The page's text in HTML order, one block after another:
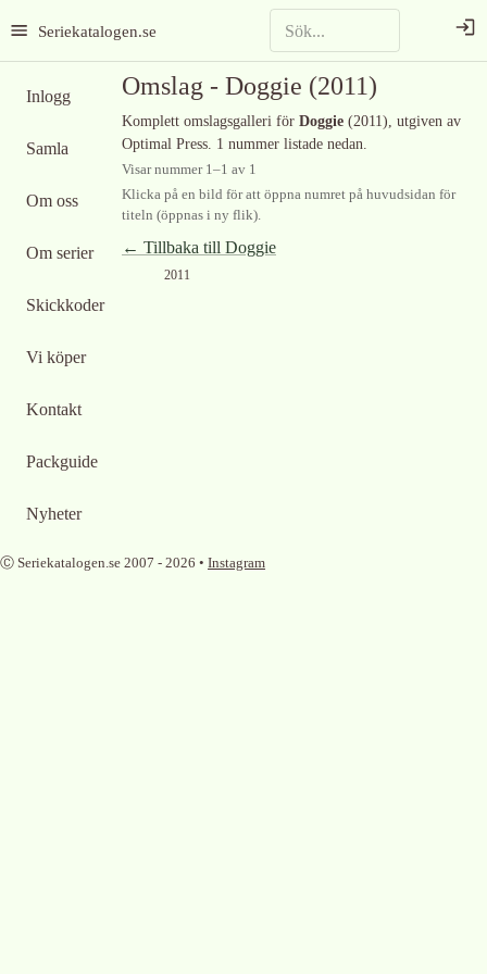
Seriekatalogen.se
Inlogg
Samla
Om oss
Om serier
Skickkoder
Vi köper
Kontakt
Packguide
Nyheter
Omslag - Doggie (2011)
Komplett omslagsgalleri för Doggie (2011), utgiven av
Optimal Press. 1 nummer listade nedan.
Visar nummer 1–1 av 1
Klicka på en bild för att öppna numret på huvudsidan för
titeln (öppnas i ny flik).
← Tillbaka till Doggie
2011
Ⓒ Seriekatalogen.se 2007 - 2026 • Instagram